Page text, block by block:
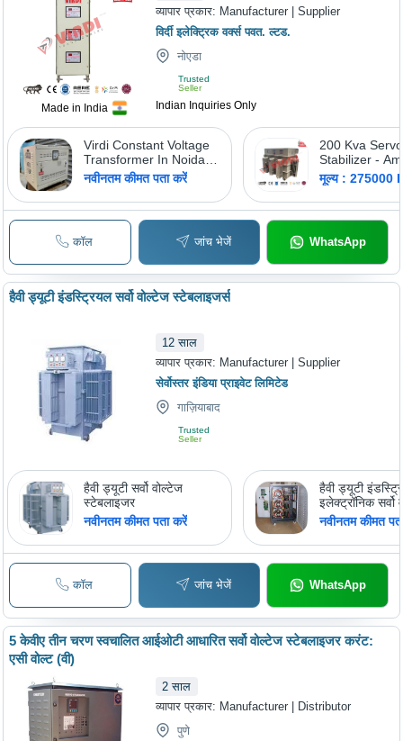
Made in India
व्यापार प्रकार: Manufacturer | Supplier
विर्दी इलेक्ट्रिक वर्क्स पवत. ल्टड.
नोएडा
Trusted
Seller
Indian Inquiries Only
Virdi Constant Voltage
Transformer In Noida
Virdi Electric Works
Capacity: 1 KVA
नवीनतम कीमत पता करें
200 Kva
Stabilizer -
Temperature:
Deg. Cent.
Ambient
मूल्य : 275000
कॉल जांच भेजें WhatsApp
हैवी ड्यूटी इंडस्ट्रियल सर्वो वोल्टेज स्टेबलाइजर्स
12 साल
व्यापार प्रकार: Manufacturer | Supplier
सेर्वोस्तर इंडिया प्राइवेट लिमिटेड
गाज़ियाबाद
Trusted
Seller
हैवी ड्यूटी सर्वो वोल्टेज
स्टेबलाइजर
नवीनतम कीमत पता करें
हैवी ड्यूटी
इलेक्ट्रॉनिक सर्वो
स्टेबलाइजर
नवीनतम कीमत
कॉल जांच भेजें WhatsApp
5 केवीए तीन चरण स्वचालित आईओटी आधारित सर्वो वोल्टेज स्टेबलाइजर करंट:
एसी वोल्ट (वी)
2 साल
व्यापार प्रकार: Manufacturer | Distributor
पुणे